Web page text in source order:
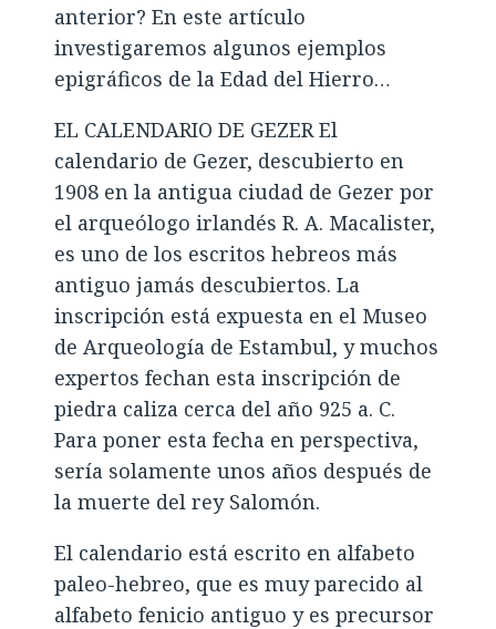
anterior? En este artículo
investigaremos algunos ejemplos
epigráficos de la Edad del Hierro…
EL CALENDARIO DE GEZER El
calendario de Gezer, descubierto en
1908 en la antigua ciudad de Gezer por
el arqueólogo irlandés R. A. Macalister,
es uno de los escritos hebreos más
antiguo jamás descubiertos. La
inscripción está expuesta en el Museo
de Arqueología de Estambul, y muchos
expertos fechan esta inscripción de
piedra caliza cerca del año 925 a. C.
Para poner esta fecha en perspectiva,
sería solamente unos años después de
la muerte del rey Salomón.
El calendario está escrito en alfabeto
paleo-hebreo, que es muy parecido al
alfabeto fenicio antiguo y es precursor